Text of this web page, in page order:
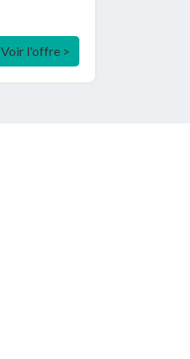
Voir l'offre >